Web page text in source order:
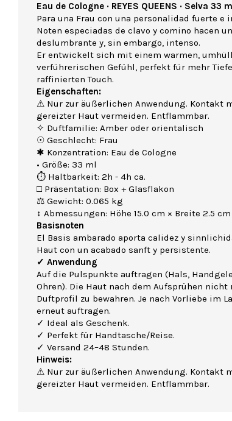
Eau de Cologne · REYES QUEENS · Selva 33
Para una Frau con una personalidad fuerte e
Noten especiadas de clavo y comino hacen
deslumbrante y, sin embargo, intenso.
Er entwickelt sich mit einem warmen,
verführerischen Gefühl, perfekt für mehr
raffinierten Touch.
Eigenschaften:
⚠ Nur zur äußerlichen Anwendung. Kontakt
gereizter Haut vermeiden. Entflammbar.
✧ Duftfamilie: Amber oder orientalisch
☉ Geschlecht: Frau
✱ Konzentration: Eau de Cologne
• Größe: 33 ml
⏱ Haltbarkeit: 2h - 4h ca.
□ Präsentation: Box + Glasflakon
⚖ Gewicht: 0.065 kg
↕ Abmessungen: Höhe 15.0 cm × Breite 2.5
Basisnoten
El Basis ambarado aporta calidez y
Haut con un acabado sanft y persistente.
✓ Anwendung
Auf die Pulspunkte auftragen (Hals,
Ohren). Die Haut nach dem Aufsprühen nicht
Duftprofil zu bewahren. Je nach Vorliebe im
erneut auftragen.
✓ Ideal als Geschenk.
✓ Perfekt für Handtasche/Reise.
✓ Versand 24–48 Stunden.
Hinweis:
⚠ Nur zur äußerlichen Anwendung. Kontakt
gereizter Haut vermeiden. Entflammbar.